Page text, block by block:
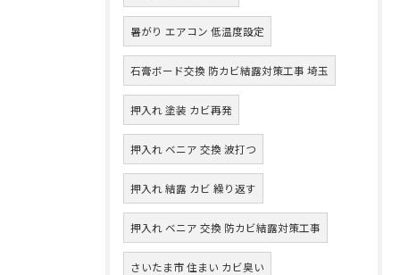
暑がり エアコン 低温度設定
石膏ボード交換 防カビ結露対策工事 埼玉
押入れ 塗装 カビ再発
押入れ ベニア 交換 波打つ
押入れ 結露 カビ 繰り返す
押入れ ベニア 交換 防カビ結露対策工事
さいたま市 住まい カビ臭い